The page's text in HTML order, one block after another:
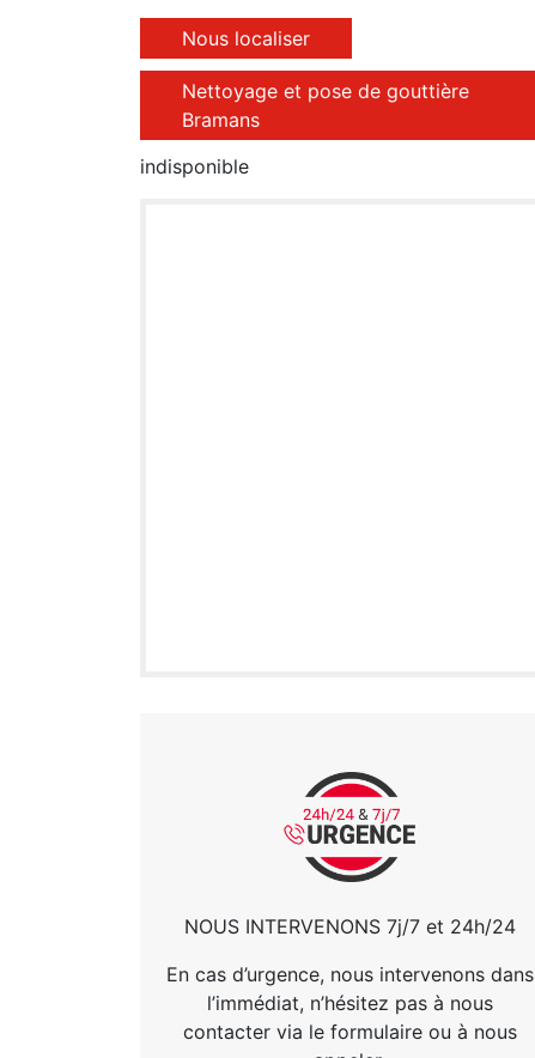
Nous localiser
Nettoyage et pose de gouttière
Bramans
indisponible
NOUS INTERVENONS 7j/7 et 24h/24
En cas d’urgence, nous intervenons dans
l’immédiat, n’hésitez pas à nous
contacter via le formulaire ou à nous